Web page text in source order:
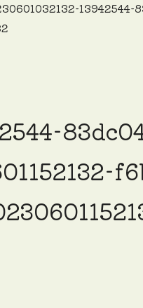
13942544-